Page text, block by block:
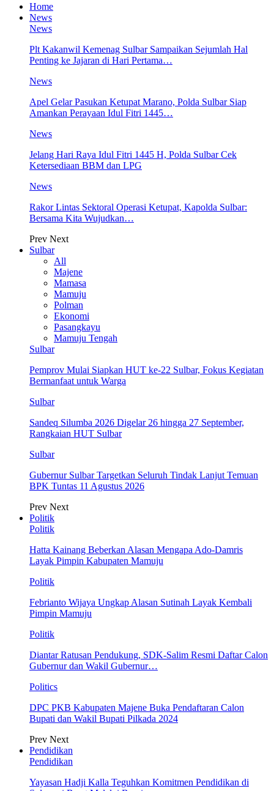
Home
News
News
Plt Kakanwil Kemenag Sulbar Sampaikan Sejumlah Hal
Penting ke Jajaran di Hari Pertama…
News
Apel Gelar Pasukan Ketupat Marano, Polda Sulbar Siap
Amankan Perayaan Idul Fitri 1445…
News
Jelang Hari Raya Idul Fitri 1445 H, Polda Sulbar Cek
Ketersediaan BBM dan LPG
News
Rakor Lintas Sektoral Operasi Ketupat, Kapolda Sulbar:
Bersama Kita Wujudkan…
Prev Next
Sulbar
All
Majene
Mamasa
Mamuju
Polman
Ekonomi
Pasangkayu
Mamuju Tengah
Sulbar
Pemprov Mulai Siapkan HUT ke-22 Sulbar, Fokus Kegiatan
Bermanfaat untuk Warga
Sulbar
Sandeq Silumba 2026 Digelar 26 hingga 27 September,
Rangkaian HUT Sulbar
Sulbar
Gubernur Sulbar Targetkan Seluruh Tindak Lanjut Temuan
BPK Tuntas 11 Agustus 2026
Prev Next
Politik
Politik
Hatta Kainang Beberkan Alasan Mengapa Ado-Damris
Layak Pimpin Kabupaten Mamuju
Politik
Febrianto Wijaya Ungkap Alasan Sutinah Layak Kembali
Pimpin Mamuju
Politik
Diantar Ratusan Pendukung, SDK-Salim Resmi Daftar Calon
Gubernur dan Wakil Gubernur…
Politics
DPC PKB Kabupaten Majene Buka Pendaftaran Calon
Bupati dan Wakil Bupati Pilkada 2024
Prev Next
Pendidikan
Pendidikan
Yayasan Hadji Kalla Teguhkan Komitmen Pendidikan di